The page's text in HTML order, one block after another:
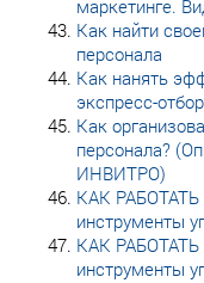
маркетинге.
Как найти
персонала
Как нанять
экспресс-
Как
персонала?
ИНВИТРО)
КАК
инструменты
КАК
инструменты